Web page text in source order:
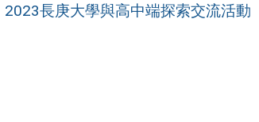
2023長庚大學與高中端探索交流活動